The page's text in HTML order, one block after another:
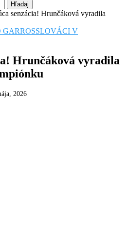
Hľadaj
senzácia! Hrunčáková vyradila
SLOVÁCI V
Hrunčáková vyradila
2026